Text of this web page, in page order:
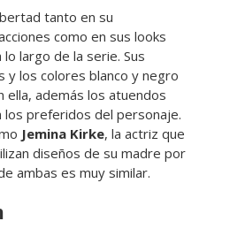
tanto en su
como en sus looks
largo de la serie. Sus
y los colores blanco y negro
ella, además los atuendos
los preferidos del personaje.
Jemina Kirke, la actriz que
diseños de su madre por
ambas es muy similar.